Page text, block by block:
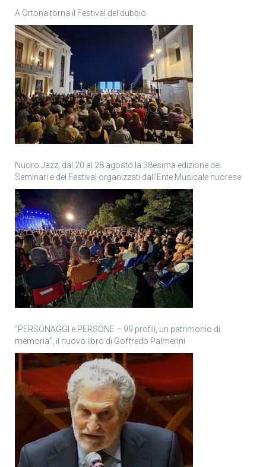
A Ortona torna il Festival del dubbio
Nuoro Jazz, dal 20 al 28 agosto la 38esima edizione dei
Seminari e del Festival organizzati dall’Ente Musicale nuorese
“PERSONAGGI e PERSONE – 99 profili, un patrimonio di
memoria”, il nuovo libro di Goffredo Palmerini